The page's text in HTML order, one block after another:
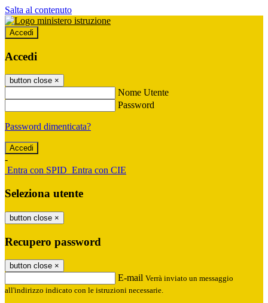
Salta al contenuto
Accedi
Accedi
button close ×
Nome Utente
Password
Password dimenticata?
-
Entra con SPID Entra con CIE
Seleziona utente
button close ×
Recupero password
button close ×
E-mail Verrà inviato un messaggio
all'indirizzo indicato con le istruzioni necessarie.